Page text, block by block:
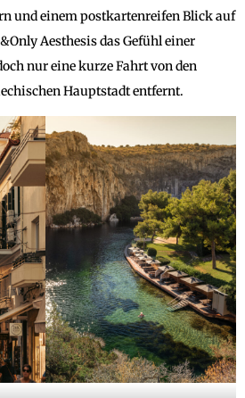
und einem postkartenreifen Blick auf
Aesthesis das Gefühl einer
nur eine kurze Fahrt von den
Hauptstadt entfernt.